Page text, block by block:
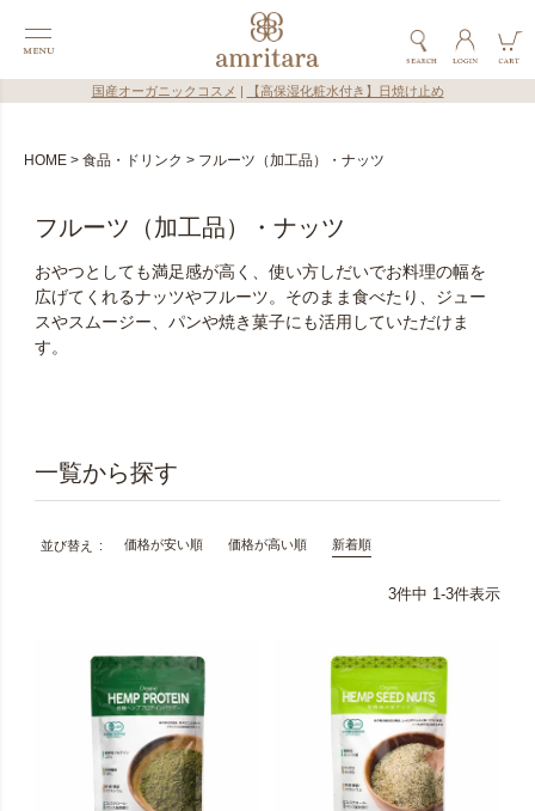
国産オーガニックコスメ 【高保湿化粧水付き】日焼け止め
HOME 食品・ドリンク フルーツ（加工品）・ナッツ
フルーツ（加工品）・ナッツ
おやつとしても満足感が高く、使い方しだいでお料理の幅を
広げてくれるナッツやフルーツ。そのまま食べたり、ジュー
スやスムージー、パンや焼き菓子にも活用していただけま
す。
並び替え 価格が安い順 価格が高い順 新着順
3件中 1-3件表示